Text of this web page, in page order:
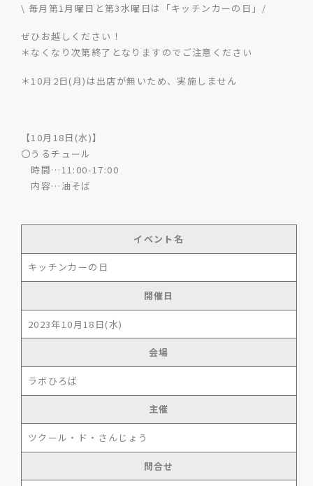
\ 毎月第1月曜日と第3水曜日は「キッチンカーの日」/
ぜひお越しください！
＊なくなり次第終了となりますのでご注意ください
＊10月2日(月)は出店が無いため、実施しません
【10月18日(水)】
〇うるチュール
時間…11:00-17:00
内容…油そば
イベント名
キッチンカーの日
開催日
2023年10月18日(水)
会場
ラボひろば
主催
ツクール・ド・さんじょう
問合せ